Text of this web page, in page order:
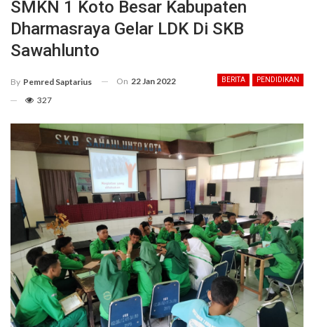
SMKN 1 Koto Besar Kabupaten
Dharmasraya Gelar LDK Di SKB
Sawahlunto
BERITA PENDIDIKAN
By Pemred Saptarius On 22 Jan 2022
327